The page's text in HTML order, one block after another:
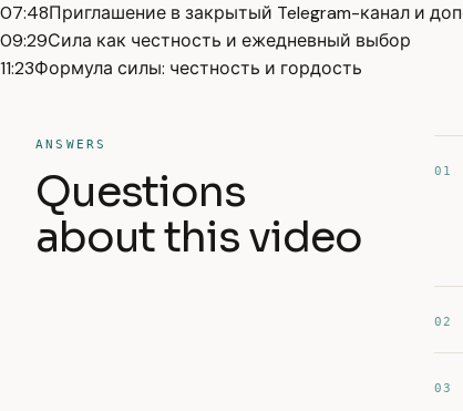
07:48Приглашение в закрытый Telegram-канал и
09:29Сила как честность и ежедневный выбор
11:23Формула силы: честность и гордость
ANSWERS
Questions
about this video
01
02
03